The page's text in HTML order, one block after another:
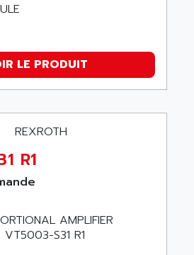
LE PRODUIT
R1
AMPLIFIER
VT5003-S31 R1